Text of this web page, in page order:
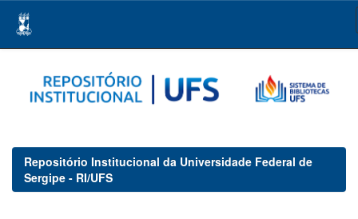
navigation
Repositório Institucional da Universidade Federal de
Sergipe - RI/UFS